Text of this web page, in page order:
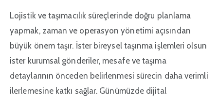
Lojistik ve taşımacılık süreçlerinde doğru planlama
yapmak, zaman ve operasyon yönetimi açısından
büyük önem taşır. İster bireysel taşınma işlemleri olsun
ister kurumsal gönderiler, mesafe ve taşıma
detaylarının önceden belirlenmesi sürecin daha verimli
ilerlemesine katkı sağlar. Günümüzde dijital